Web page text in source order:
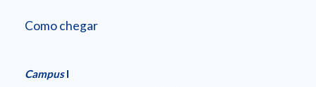
Como chegar
CampusI